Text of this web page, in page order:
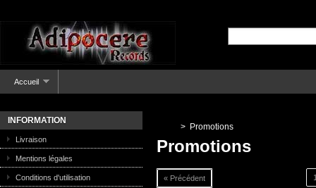
Accueil
INFORMATION
Livraison
Mentions légales
Conditions d'utilisation
> Promotions
Promotions
« Précédent